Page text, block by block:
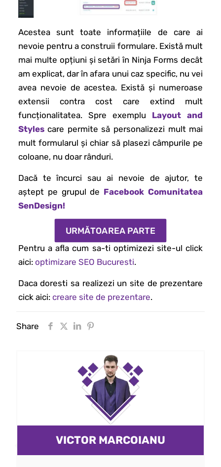
Acestea sunt toate informațiile de care ai
nevoie pentru a construii formulare. Există mult
mai multe opțiuni și setări în Ninja Forms decât
am explicat, dar în afara unui caz specific, nu vei
avea nevoie de acestea. Există și numeroase
extensii contra cost care extind mult
funcționalitatea. Spre exemplu Layout and
Stylescare permite să personalizezi mult mai
mult formularul și chiar să plasezi câmpurile pe
coloane, nu doar rânduri.
Dacă te încurci sau ai nevoie de ajutor, te
aștept pe grupul de Facebook Comunitatea
SenDesign!
URMĂTOAREA PARTE
Pentru a afla cum sa-ti optimizezi site-ul click
aici: optimizare SEO Bucuresti.
Daca doresti sa realizezi un site de prezentare
cick aici: creare site de prezentare.
Share
VICTOR MARCOIANU